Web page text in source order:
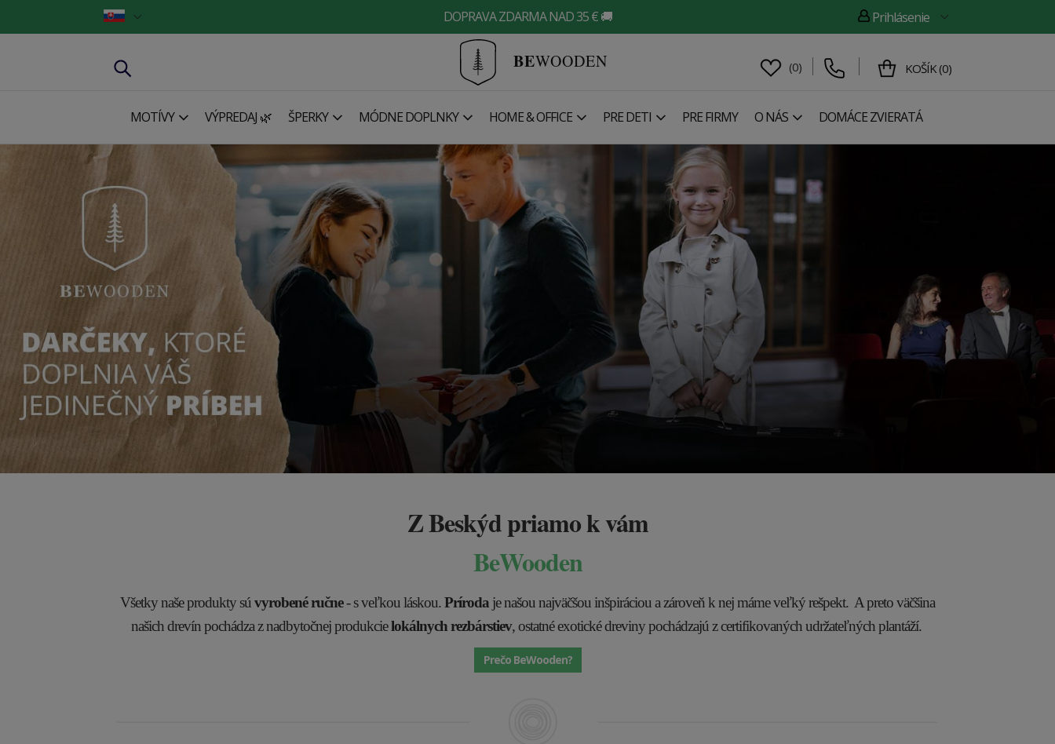
DOPRAVA ZDARMA NAD 35 € 🚚 Prihlásenie
BEWOODEN (0) KOŠÍK (0)
MOTÍVY VÝPREDAJ 🌿 ŠPERKY MÓDNE DOPLNKY HOME & OFFICE PRE DETI PRE FIRMY O NÁS DOMÁCE ZVIERATÁ
Z Beskýd priamo k vám
BeWooden
Všetky naše produkty sú vyrobené ručne- s veľkou láskou.Príroda je našou najväčšou inšpiráciou a zároveň k nej máme veľký rešpekt. A preto väčšina
našich drevín pochádza z nadbytočnej produkcielokálnych rezbárstiev, ostatné exotické dreviny pochádzajú z certifikovaných udržateľných plantáží.
Prečo BeWooden?